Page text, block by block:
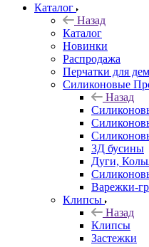
Каталог
Назад
Каталог
Новинки
Распродажа
Перчатки для
Силиконовые
Назад
3Д бусины
Дуги,
Варежки-
Клипсы
Назад
Клипсы
Застежки